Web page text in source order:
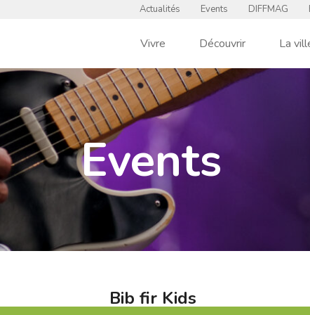
Actualités Events DIFFMAG
Vivre Découvrir La
Events
Bib fir Kids